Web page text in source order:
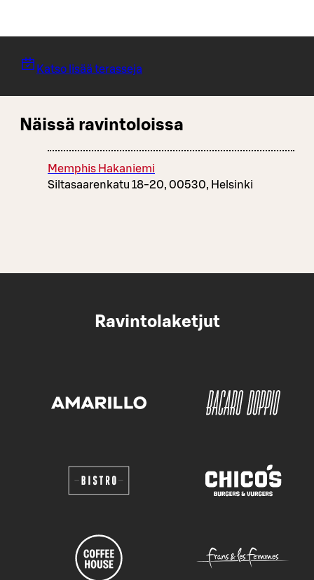
Katso lisää terasseja
Näissä ravintoloissa
Memphis Hakaniemi
Siltasaarenkatu 18-20, 00530, Helsinki
Ravintolaketjut